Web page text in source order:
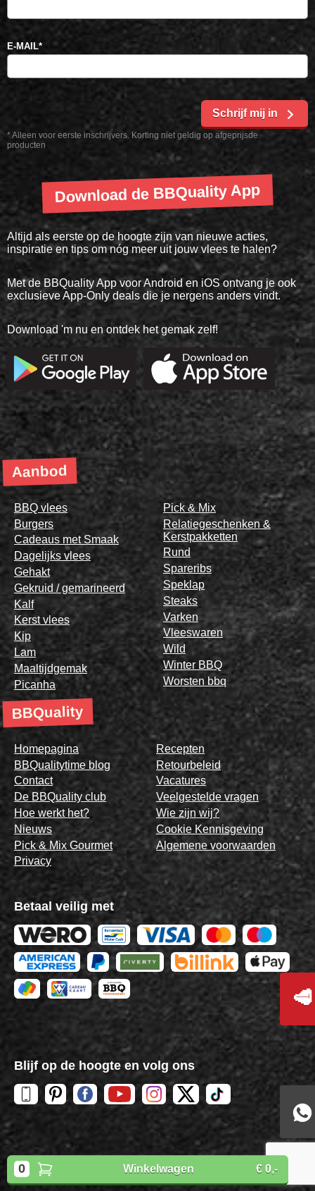
Winkelwagen
0 € 0,-
* Alleen voor eerste inschrijvers. Korting niet geldig op afgeprijsde
producten
E-MAIL*
Schrijf mij in
Download de BBQuality App
Altijd als eerste op de hoogte zijn van nieuwe acties,
inspiratie en tips om nóg meer uit jouw vlees te halen?
Met de BBQuality App voor Android en iOS ontvang je ook
exclusieve App-Only deals die je nergens anders vindt.
Download 'm nu en ontdek het gemak zelf!
Aanbod
BBQ vlees
Burgers
Cadeaus met Smaak
Dagelijks vlees
Gehakt
Gekruid / gemarineerd
Kalf
Kerst vlees
Kip
Lam
Maaltijdgemak
Picanha
Pick & Mix
Relatiegeschenken &
Kerstpakketten
Rund
Spareribs
Speklap
Steaks
Varken
Vleeswaren
Wild
Winter BBQ
Worsten bbq
BBQuality
Homepagina
BBQualitytime blog
Contact
De BBQuality club
Hoe werkt het?
Nieuws
Pick & Mix Gourmet
Privacy
Recepten
Retourbeleid
Vacatures
Veelgestelde vragen
Wie zijn wij?
Cookie Kennisgeving
Algemene voorwaarden
Betaal veilig met
Blijf op de hoogte en volg ons
CopyrightBBQuality
🥩